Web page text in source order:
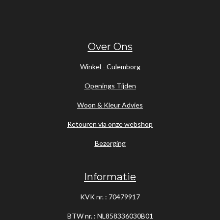
Over Ons
Winkel - Culemborg
Openings Tijden
Woon & Kleur Advies
Retouren via onze webshop
Bezorging
Informatie
KVK nr. : 70479917
BTW nr. : NL858336030B01